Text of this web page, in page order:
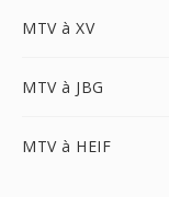
MTV à XV
MTV à JBG
MTV à HEIF